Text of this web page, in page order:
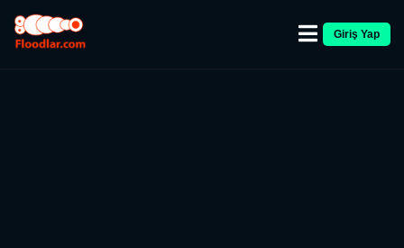
Giriş Yap